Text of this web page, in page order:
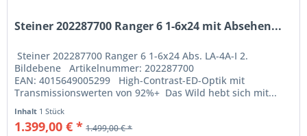
Steiner 202287700 Ranger 6 1-6x24 mit Absehen...
Steiner 202287700 Ranger 6 1-6x24 Abs. LA-4A-I 2.
Bildebene Artikelnummer: 202287700
EAN: 4015649005299 High-Contrast-ED-Optik mit
Transmissionswerten von 92%+ Das Wild hebt sich mit...
Inhalt 1 Stück
1.399,00 € * 1.499,00 € *